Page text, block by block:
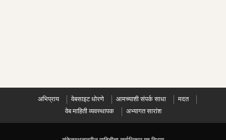
अभिप्राय वेबसाइट धोरणे आमच्याशी संपर्क साधा
मदत
वेब माहिती व्यवस्थापक
अभ्यागत सारांश